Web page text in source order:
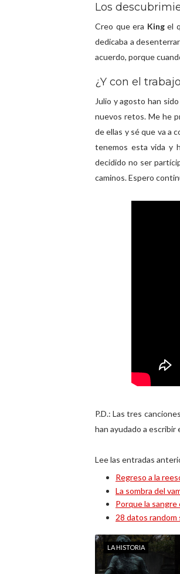
Los
Creo que era Kingel
dedicaba a
acuerdo, porque
¿Y con el
Julio y agosto han
nuevos retos. Me he
de ellas y sé que va a
tenemos esta vida y
decidido no ser
caminos. Espero
P.D.: Las tres
han ayudado a
Lee las entradas
Regreso a la
La sombra del
Porque la
28 datos random
LA HISTORIA